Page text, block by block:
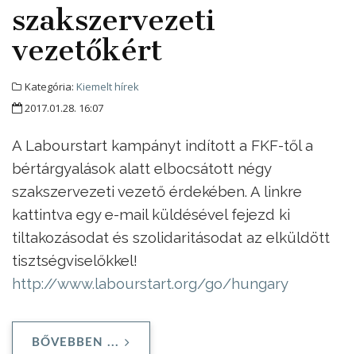
szakszervezeti
vezetőkért
Kategória: Kiemelt hírek
2017.01.28. 16:07
A Labourstart kampányt indított a FKF-től a
bértárgyalások alatt elbocsátott négy
szakszervezeti vezető érdekében. A linkre
kattintva egy e-mail küldésével fejezd ki
tiltakozásodat és szolidaritásodat az elküldött
tisztségviselőkkel!
http://www.labourstart.org/go/hungary
BŐVEBBEN ...